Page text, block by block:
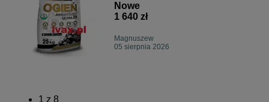
Nowe
1 640 zł
Magnuszew
05 sierpnia 2026
1 z 8